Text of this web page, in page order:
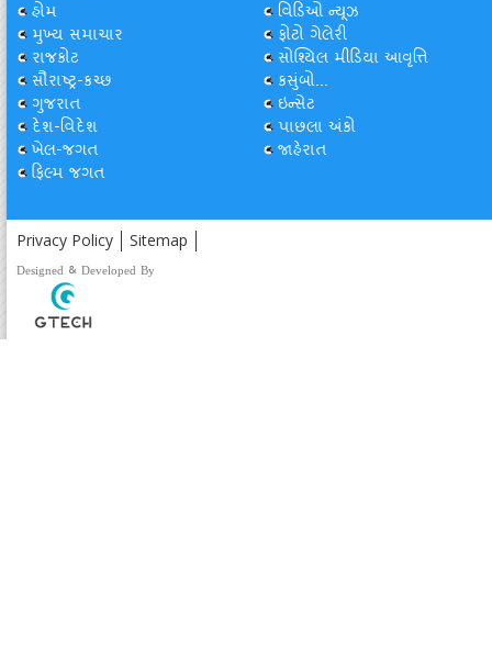
હોમ
મુખ્ય સમાચાર
રાજકોટ
સૌરાષ્ટ્ર-કચ્છ
ગુજરાત
દેશ-વિદેશ
ખેલ-જગત
ફિલ્મ જગત
વિડિઓ ન્યૂઝ
ફોટો ગેલેરી
સોશ્યિલ મીડિયા આવૃત્તિ
કસુંબો...
ઇન્સેટ
પાછલા અંકો
જાહેરાત
Privacy Policy Sitemap
Designed & Developed By